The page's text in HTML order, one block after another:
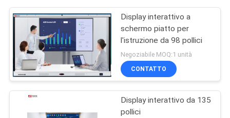
Display interattivo a
schermo piatto per
l'istruzione da 98 pollici
Negoziabile MOQ:1 unità
CONTATTO
Display interattivo da 135
pollici